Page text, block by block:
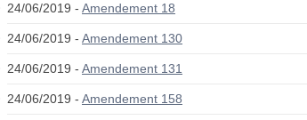
24/06/2019 - Amendement 18
24/06/2019 - Amendement 130
24/06/2019 - Amendement 131
24/06/2019 - Amendement 158